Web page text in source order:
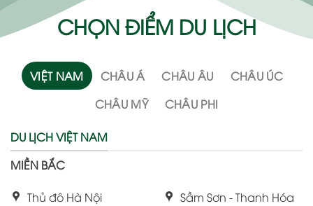
CHỌN ĐIỂM DU LỊCH
VIỆT NAM CHÂU Á CHÂU ÂU
CHÂU ÚC
CHÂU MỸ
CHÂU PHI
DU LỊCH VIỆT NAM
MIỀN BẮC
Thủ đô Hà Nội
Sầm Sơn - Thanh Hóa